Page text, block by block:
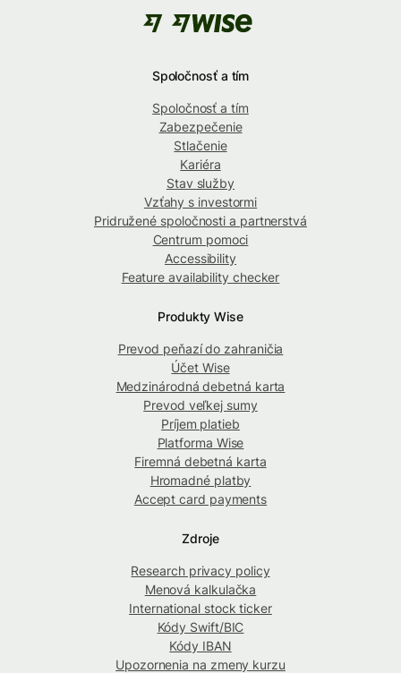
Spoločnosť a tím
Spoločnosť a tím
Zabezpečenie
Stlačenie
Kariéra
Stav služby
Vzťahy s investormi
Pridružené spoločnosti a partnerstvá
Centrum pomoci
Accessibility
Feature availability checker
Produkty Wise
Prevod peňazí do zahraničia
Účet Wise
Medzinárodná debetná karta
Prevod veľkej sumy
Príjem platieb
Platforma Wise
Firemná debetná karta
Hromadné platby
Accept card payments
Zdroje
Research privacy policy
Menová kalkulačka
International stock ticker
Kódy Swift/BIC
Kódy IBAN
Upozornenia na zmeny kurzu